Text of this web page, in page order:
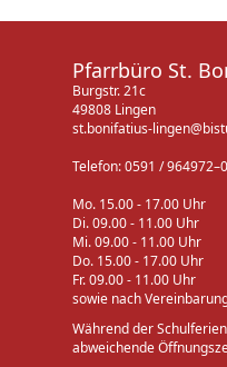
Pfarrbüro St.
Burgstr. 21c
49808 Lingen
st.bonifatius-
Telefon: 0591 / 964972–0
Mo. 15.00 - 17.00 Uhr
Di. 09.00 - 11.00 Uhr
Mi. 09.00 - 11.00 Uhr
Do. 15.00 - 17.00 Uhr
Fr. 09.00 - 11.00 Uhr
sowie nach
Während der
abweichende